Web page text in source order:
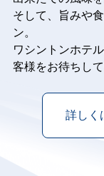
そして、旨みや
ン。
ワシントンホテ
客様をお待ちして
詳しく